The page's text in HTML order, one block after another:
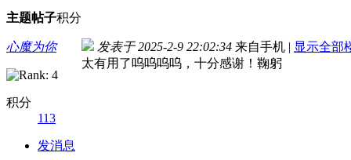
主题帖子积分
心魔为你
积分
113
发消息
发表于 2025-2-9 22:02:34 来自手机 | 显示全部
太有用了呜呜呜呜，十分感谢！鞠躬